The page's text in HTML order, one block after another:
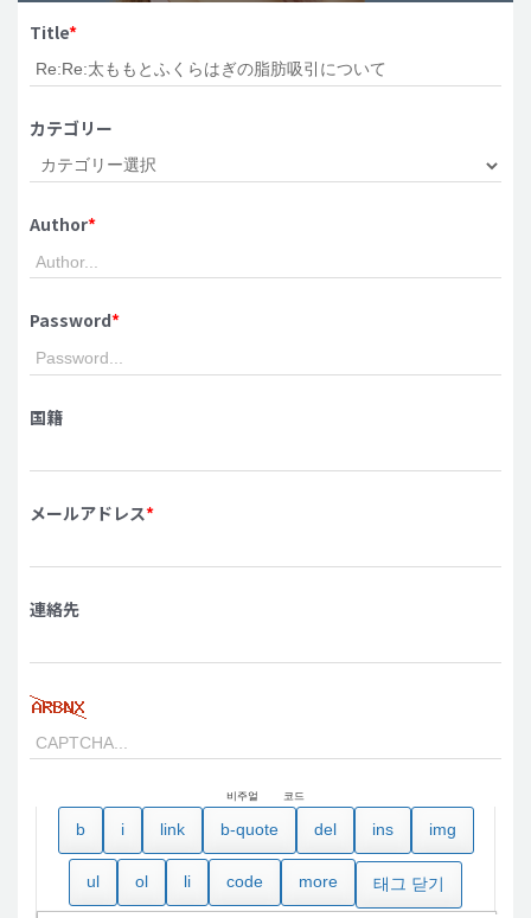
プチ整形
脂肪吸引 (大容量)
idニュース
病院紹介
安全整形
ご相談のお問い合わせ
Title*
カテゴリー
Author*
Password*
国籍
メールアドレス*
連絡先
비주얼 코드